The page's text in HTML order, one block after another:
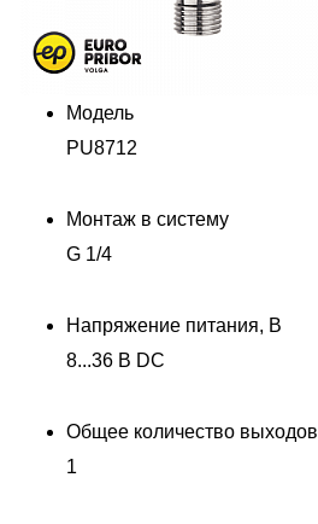
Модель
PU8712
Монтаж в систему
G 1/4
Напряжение питания, В
8...36 В DC
Общее количество выходов
1